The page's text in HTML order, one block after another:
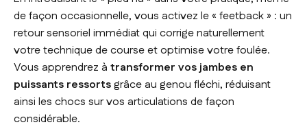
de façon occasionnelle, vous activez le « feetback » : un
retour sensoriel immédiat qui corrige naturellement
votre technique de course et optimise votre foulée.
Vous apprendrez à transformer vos jambes en
puissants ressortsgrâce au genou fléchi, réduisant
ainsi les chocs sur vos articulations de façon
considérable.